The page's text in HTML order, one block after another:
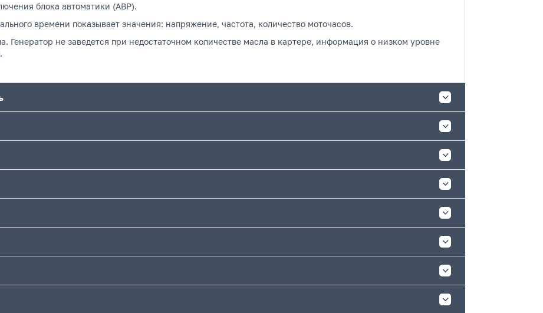
блока автоматики (АВР).
времени показывает значения: напряжение, частота, количество моточасов.
Генератор не заведется при недостаточном количестве масла в картере, информация о низком уровне